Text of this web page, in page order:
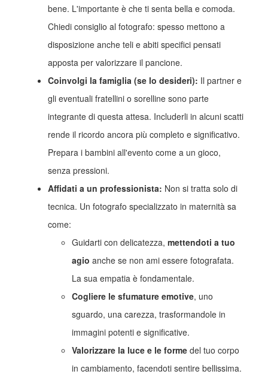
bene. L'importante è che ti senta bella e comoda.
Chiedi consiglio al fotografo: spesso mettono a
disposizione anche teli e abiti specifici pensati
apposta per valorizzare il pancione.
Coinvolgi la famiglia (se lo desideri): Il partner e
gli eventuali fratellini o sorelline sono parte
integrante di questa attesa. Includerli in alcuni scatti
rende il ricordo ancora più completo e significativo.
Prepara i bambini all'evento come a un gioco,
senza pressioni.
Affidati a un professionista: Non si tratta solo di
tecnica. Un fotografo specializzato in maternità sa
come:
Guidarti con delicatezza, mettendoti a tuo
agio anche se non ami essere fotografata.
La sua empatia è fondamentale.
Cogliere le sfumature emotive, uno
sguardo, una carezza, trasformandole in
immagini potenti e significative.
Valorizzare la luce e le forme del tuo corpo
in cambiamento, facendoti sentire bellissima.